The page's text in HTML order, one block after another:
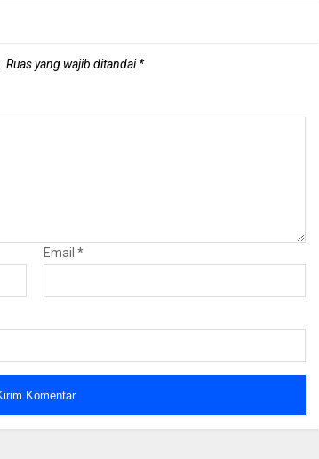
Ruas yang wajib ditandai*
Email *